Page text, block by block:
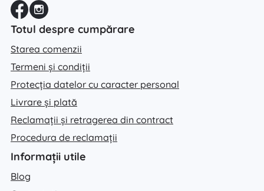
Totul despre cumpărare
Starea comenzii
Termeni și condiții
Protecția datelor cu caracter personal
Livrare și plată
Reclamații și retragerea din contract
Procedura de reclamații
Informații utile
Blog